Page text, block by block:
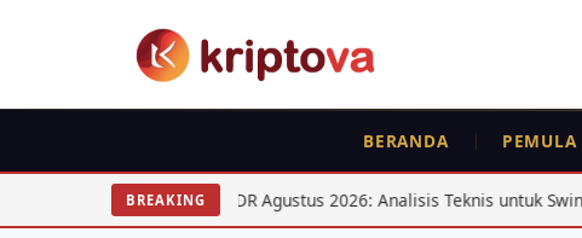
BERANDA PEMULA
BREAKING
USD/IDR Agustus 2026: Analisis Teknis untuk Swing Trader